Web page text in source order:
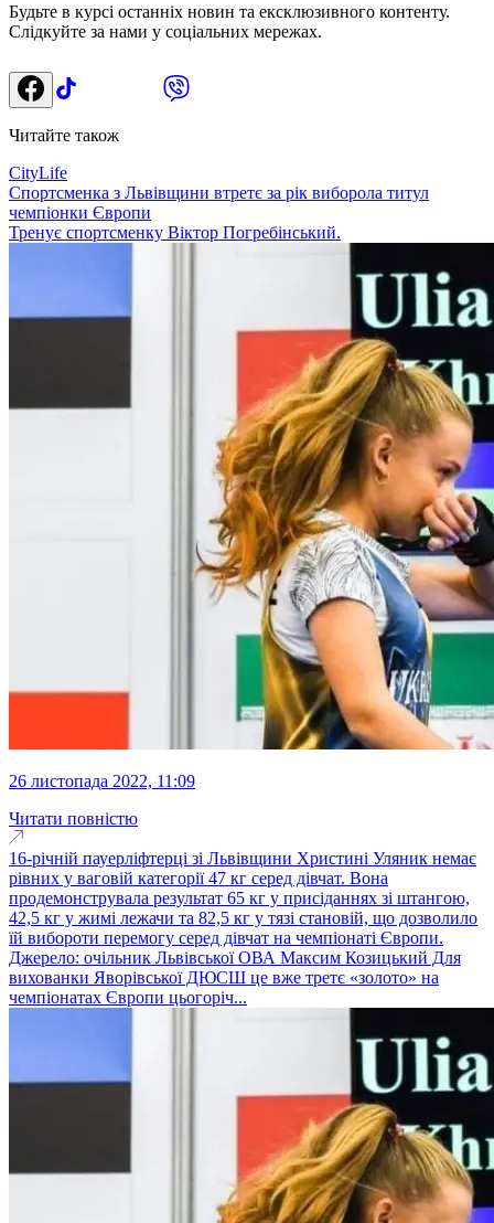
Будьте в курсі останніх новин та ексклюзивного контенту.
Слідкуйте за нами у соціальних мережах.
Читайте також
CityLife
Спортсменка з Львівщини втретє за рік виборола титул
чемпіонки Європи
Тренує спортсменку Віктор Погребінський.
26 листопада 2022, 11:09
Читати повністю
16-річній пауерліфтерці зі Львівщини Христині Уляник немає
рівних у ваговій категорії 47 кг серед дівчат. Вона
продемонструвала результат 65 кг у присіданнях зі штангою,
42,5 кг у жимі лежачи та 82,5 кг у тязі становій, що дозволило
їй вибороти перемогу серед дівчат на чемпіонаті Європи.
Джерело: очільник Львівської ОВА Максим Козицький Для
вихованки Яворівської ДЮСШ це вже третє «золото» на
чемпіонатах Європи цьогоріч...